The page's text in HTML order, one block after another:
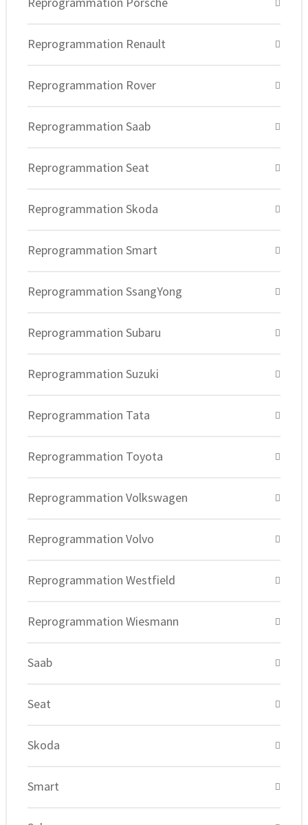
Reprogrammation Renault
Reprogrammation Rover
Reprogrammation Saab
Reprogrammation Seat
Reprogrammation Skoda
Reprogrammation Smart
Reprogrammation SsangYong
Reprogrammation Subaru
Reprogrammation Suzuki
Reprogrammation Tata
Reprogrammation Toyota
Reprogrammation Volkswagen
Reprogrammation Volvo
Reprogrammation Westfield
Reprogrammation Wiesmann
Saab
Seat
Skoda
Smart